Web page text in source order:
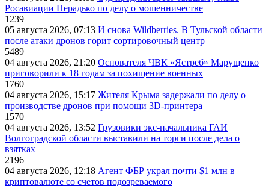
Росавиации Нерадько по делу о мошенничестве
1239
05 августа 2026, 07:13 И снова Wildberries. В Тульской области
после атаки дронов горит сортировочный центр
5489
04 августа 2026, 21:20 Основателя ЧВК «Ястреб» Марущенко
приговорили к 18 годам за похищение военных
1760
04 августа 2026, 15:17 Жителя Крыма задержали по делу о
производстве дронов при помощи 3D‑принтера
1570
04 августа 2026, 13:52 Грузовики экс-начальника ГАИ
Волгоградской области выставили на торги после дела о
взятках
2196
04 августа 2026, 12:18 Агент ФБР украл почти $1 млн в
криптовалюте со счетов подозреваемого